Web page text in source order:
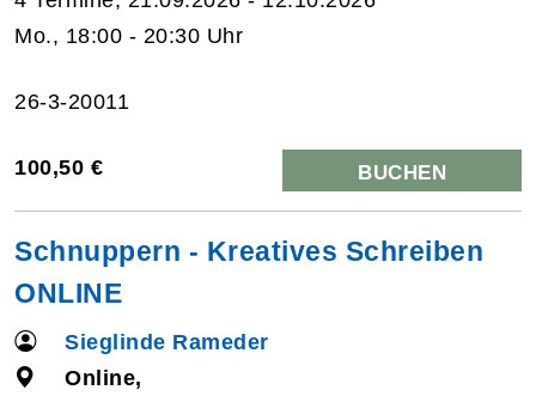
Mo., 18:00 - 20:30 Uhr
26-3-20011
100,50 € BUCHEN
Schnuppern - Kreatives Schreiben
ONLINE
Sieglinde Rameder
Online,